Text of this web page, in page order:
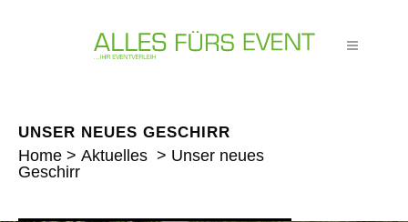
UNSER NEUES GESCHIRR
Home > Aktuelles > Unser neues
Geschirr